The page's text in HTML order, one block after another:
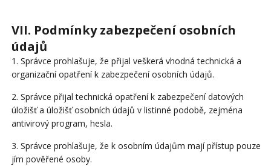
VII. Podmínky zabezpečení osobních
údajů
1. Správce prohlašuje, že přijal veškerá vhodná technická a
organizační opatření k zabezpečení osobních údajů.
2. Správce přijal technická opatření k zabezpečení datových
úložišť a úložišť osobních údajů v listinné podobě, zejména
antivirový program, hesla.
3. Správce prohlašuje, že k osobním údajům mají přístup pouze
jím pověřené osoby.